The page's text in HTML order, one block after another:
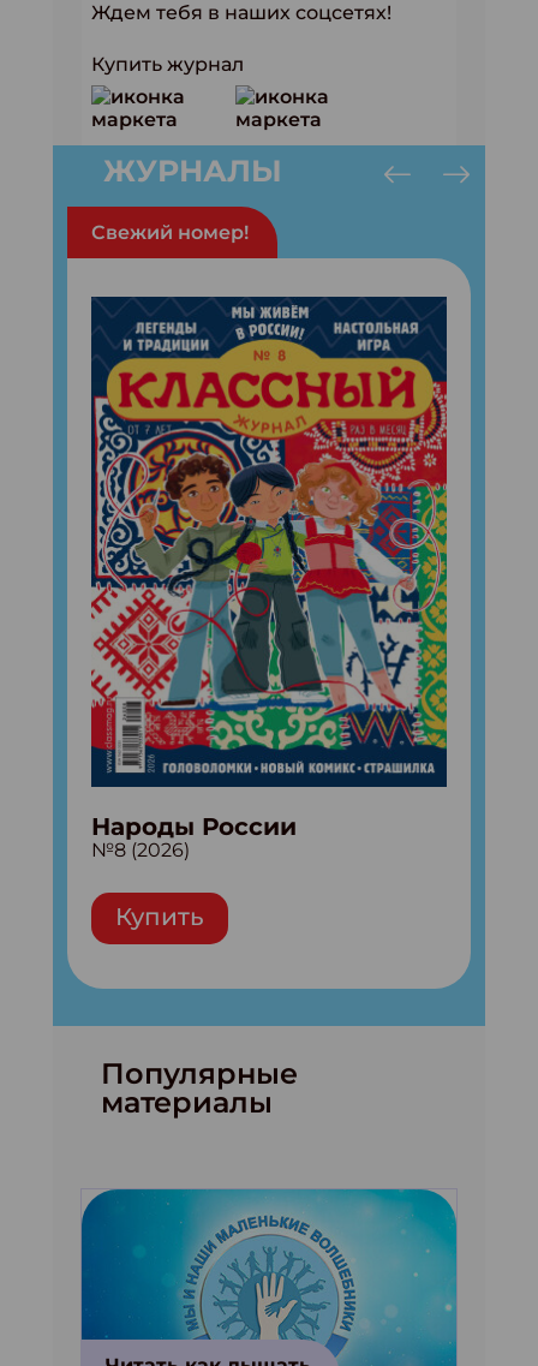
Ждем тебя в наших соцсетях!
Купить журнал
ЖУРНАЛЫ
Свежий номер!
Народы России
№8 (2026)
Купить
Популярные
материалы